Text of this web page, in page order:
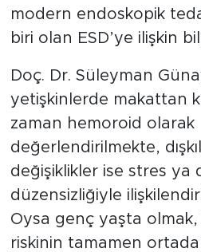
modern endoskopik
biri olan ESD’ye ilişkin
Doç. Dr. Süleyman
yetişkinlerde makattan
zaman hemoroid olarak
değerlendirilmekte,
değişiklikler ise stres ya
düzensizliğiyle
Oysa genç yaşta
riskinin tamamen